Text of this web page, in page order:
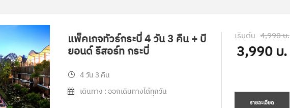
แพ็คเกจทัวร์กระบี่ 4 วัน 3 คืน + บี
ยอนด์ รีสอร์ท กระบี่
4 วัน 3 คืน
เดินทาง : ออกเดินทางได้ทุกวัน
เริ่มต้น 4,990 บ.
3,990 บ.
รายละเอียด